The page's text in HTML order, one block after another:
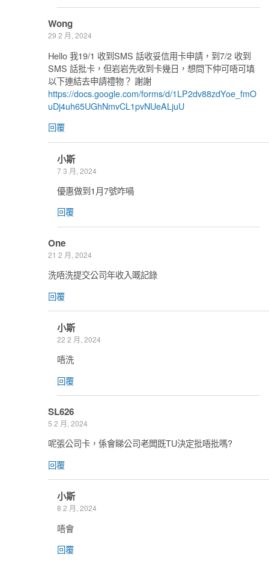
Wong
29 2 月, 2024
Hello 我19/1 收到SMS 話收妥信用卡申請，到7/2 收到
SMS 話批卡，但岩岩先收到卡幾日，想問下仲可唔可填
以下連結去申請禮物？ 謝謝
https://docs.google.com/forms/d/1LP2dv88zdYoe_fmO
uDj4uh65UGhNmvCL1pvNUeALjuU
回覆
小斯
7 3 月, 2024
優惠做到1月7號咋喎
回覆
One
21 2 月, 2024
洗唔洗提交公司年收入嘅記錄
回覆
小斯
22 2 月, 2024
唔洗
回覆
SL626
5 2 月, 2024
呢張公司卡，係會睇公司老闆既TU決定批唔批嗎?
回覆
小斯
8 2 月, 2024
唔會
回覆